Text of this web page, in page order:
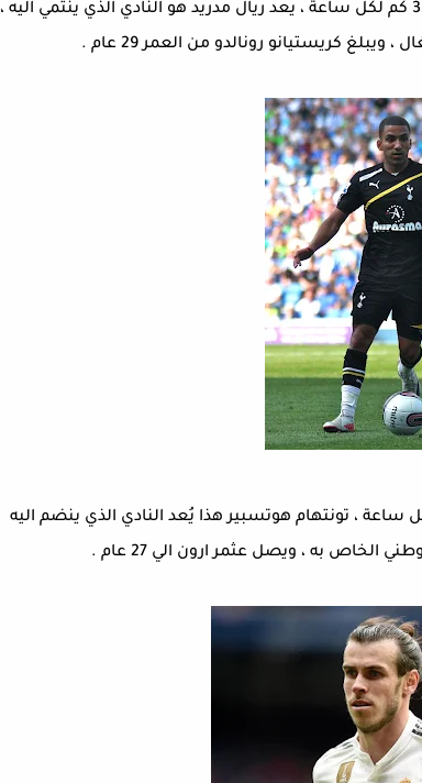
6 - كريستيانو رونالدو : تصل سرعة رونالدو الي 33,6 كم لكل ساعة ، يعد ريال مدريد هو النادي الذي ينتمي اليه ،
كريستيانو رونالدو من العمر 29 عام .
: تصل سرعة لينون الي 33,8 كم لكل ساعة ، تونتهام هوتسبير هذا يُعد النادي الذي ينضم اليه
الخاص به ، ويصل عثمر ارون الي 27 عام .